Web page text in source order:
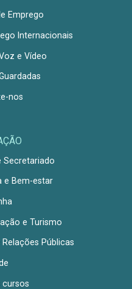
Emprego
Internacionais
e Vídeo
nos
Secretariado
e Bem-estar
e Turismo
Públicas
cursos